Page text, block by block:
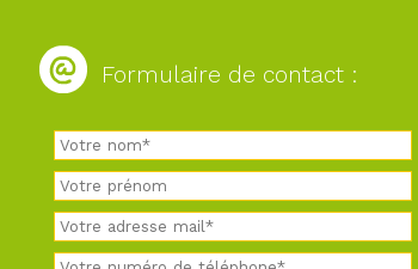
Formulaire de contact :